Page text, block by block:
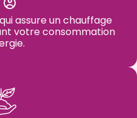
qui assure un chauffage
votre consommation